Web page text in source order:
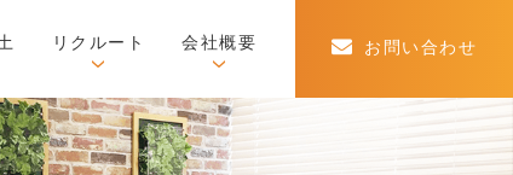
リクルート 会社概要 お問い合わせ